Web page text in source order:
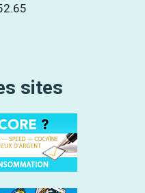
sites